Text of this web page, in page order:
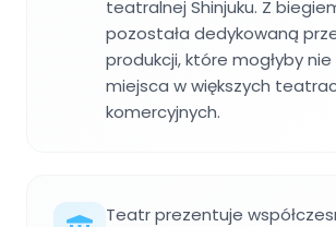
teatralnej Shinjuku. Z
pozostała dedykowaną
produkcji, które mogłyby
miejsca w większych
komercyjnych.
Teatr prezentuje